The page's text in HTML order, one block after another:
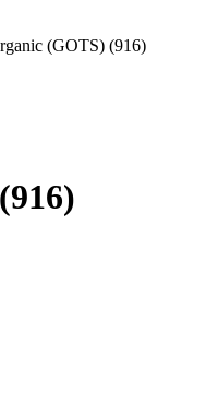
(GOTS) (916)